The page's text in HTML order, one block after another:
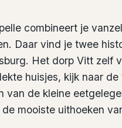
combineert je
Daar vind je twee
Het dorp Vitt zelf
huisjes, kijk naar
van de kleine
mooiste uithoeken